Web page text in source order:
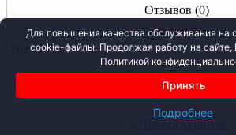
Отзывов (0)
150 руб.
Вес:1 Kg
КупитьПодробнее
Для повышения качества обслуживания на
cookie-файлы. Продолжая работу на сайте,
Политикой
Принять
Подробнее